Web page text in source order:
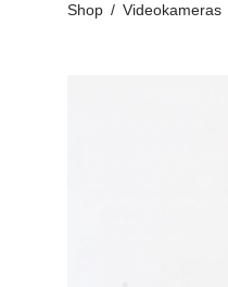
Shop / Videokameras